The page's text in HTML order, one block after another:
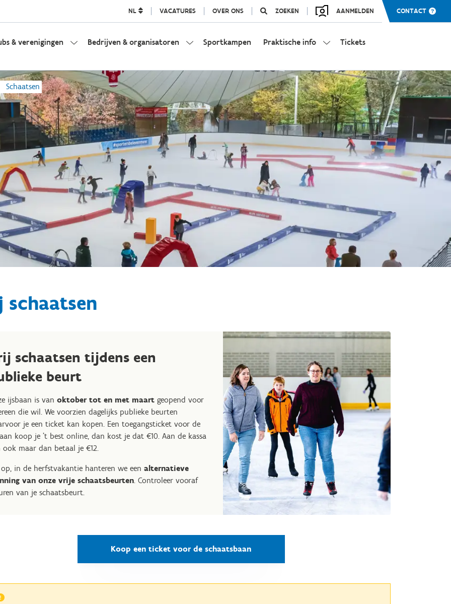
NL VACATURES OVER ONS ZOEKEN AANMELDEN CONTACT
& verenigingen Bedrijven & organisatoren Sportkampen Praktische info Tickets
Schaatsen
schaatsen
schaatsen tijdens een
beurt
ijsbaan is van oktober tot en met maart geopend voor
die wil. We voorzien dagelijks publieke beurten
je een ticket kan kopen. Een toegangsticket voor de
koop je 't best online, dan kost je dat €10. Aan de kassa
ook maar dan betaal je €12.
in de herfstvakantie hanteren we een alternatieve
van onze vrije schaatsbeurten. Controleer vooraf
van je schaatsbeurt.
Koop een ticket voor de schaatsbaan